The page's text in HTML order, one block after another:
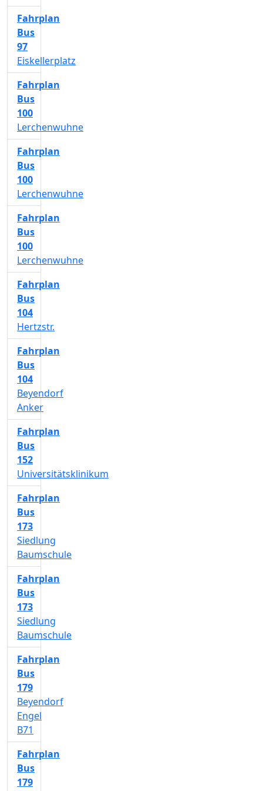
Fahrplan
Bus
97
Eiskellerplatz
Fahrplan
Bus
100
Lerchenwuhne
Fahrplan
Bus
100
Lerchenwuhne
Fahrplan
Bus
100
Lerchenwuhne
Fahrplan
Bus
104
Hertzstr.
Fahrplan
Bus
104
Beyendorf
Anker
Fahrplan
Bus
152
Universitätsklinikum
Fahrplan
Bus
173
Siedlung
Baumschule
Fahrplan
Bus
173
Siedlung
Baumschule
Fahrplan
Bus
179
Beyendorf
Engel
B71
Fahrplan
Bus
179